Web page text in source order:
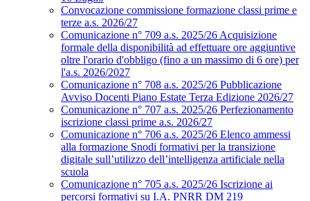
Convocazione commissione formazione classi prime e
terze a.s. 2026/27
Comunicazione n° 709 a.s. 2025/26 Acquisizione
formale della disponibilità ad effettuare ore aggiuntive
oltre l'orario d'obbligo (fino a un massimo di 6 ore) per
l'a.s. 2026/2027
Comunicazione n° 708 a.s. 2025/26 Pubblicazione
Avviso Docenti Piano Estate Terza Edizione 2026/27
Comunicazione n° 707 a.s. 2025/26 Perfezionamento
iscrizione classi prime a.s. 2026/27
Comunicazione n° 706 a.s. 2025/26 Elenco ammessi
alla formazione Snodi formativi per la transizione
digitale sull’utilizzo dell’intelligenza artificiale nella
scuola
Comunicazione n° 705 a.s. 2025/26 Iscrizione ai
percorsi formativi su I.A. PNRR DM 219